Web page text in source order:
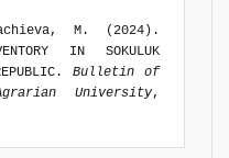
M. (2024).
IN SOKULUK
Bulletin of
University,